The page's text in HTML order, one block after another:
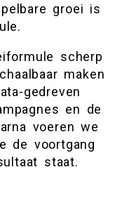
groei is
scherp
maken
gedreven
en de
voeren we
de voortgang
staat.